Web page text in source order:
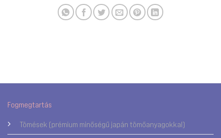
Fogmegtartás
Tömések (prémium minőségű japán tömőanyagokkal)